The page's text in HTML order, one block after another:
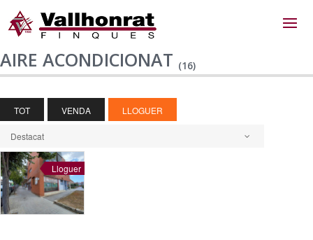
AIRE ACONDICIONAT (16)
TOT VENDA LLOGUER
Destacat
Lloguer